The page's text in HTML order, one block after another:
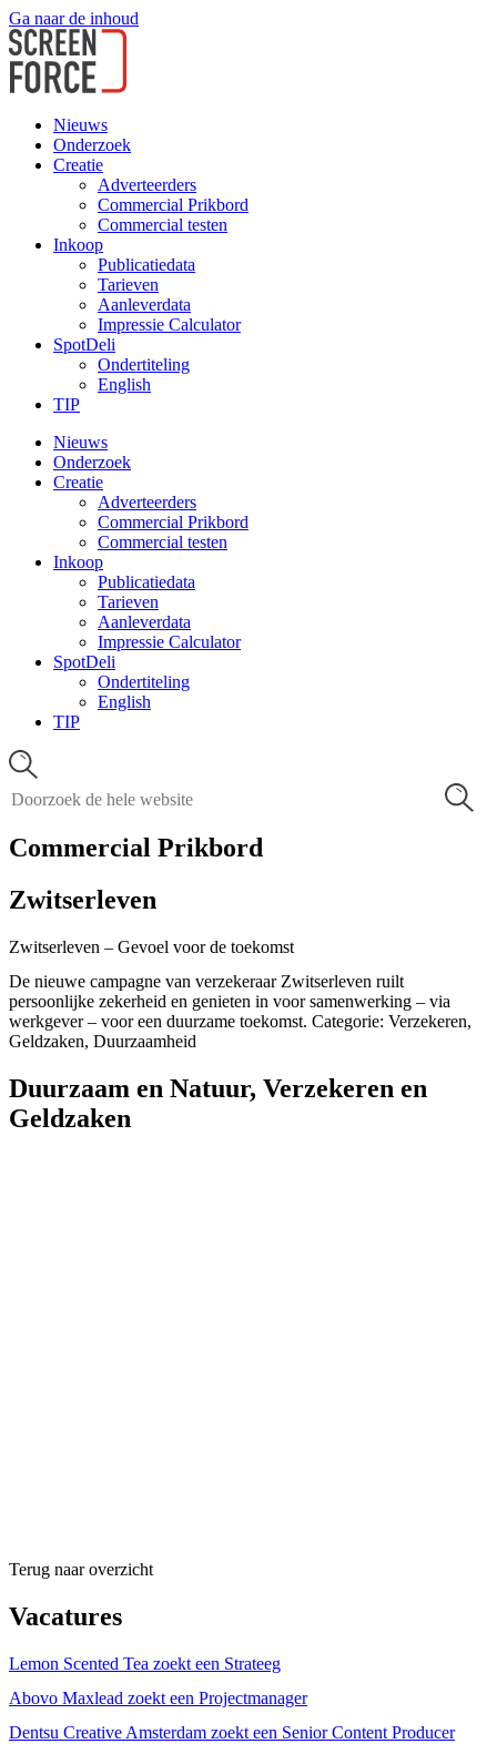
Ga naar de inhoud
Nieuws
Onderzoek
Creatie
Adverteerders
Commercial Prikbord
Commercial testen
Inkoop
Publicatiedata
Tarieven
Aanleverdata
Impressie Calculator
SpotDeli
Ondertiteling
English
TIP
Nieuws
Onderzoek
Creatie
Adverteerders
Commercial Prikbord
Commercial testen
Inkoop
Publicatiedata
Tarieven
Aanleverdata
Impressie Calculator
SpotDeli
Ondertiteling
English
TIP
Commercial Prikbord
Zwitserleven
Zwitserleven – Gevoel voor de toekomst
De nieuwe campagne van verzekeraar Zwitserleven ruilt
persoonlijke zekerheid en genieten in voor samenwerking – via
werkgever – voor een duurzame toekomst. Categorie: Verzekeren,
Geldzaken, Duurzaamheid
Duurzaam en Natuur, Verzekeren en
Geldzaken
Terug naar overzicht
Vacatures
Lemon Scented Tea zoekt een Strateeg
Abovo Maxlead zoekt een Projectmanager
Dentsu Creative Amsterdam zoekt een Senior Content Producer